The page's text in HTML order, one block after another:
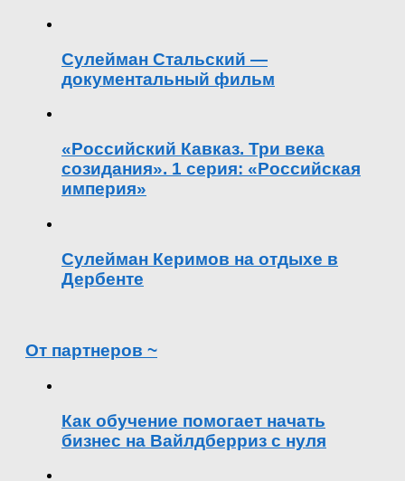
Сулейман Стальский —
документальный фильм
«Российский Кавказ. Три века
созидания». 1 серия: «Российская
империя»
Сулейман Керимов на отдыхе в
Дербенте
От партнеров ~
Как обучение помогает начать
бизнес на Вайлдберриз с нуля